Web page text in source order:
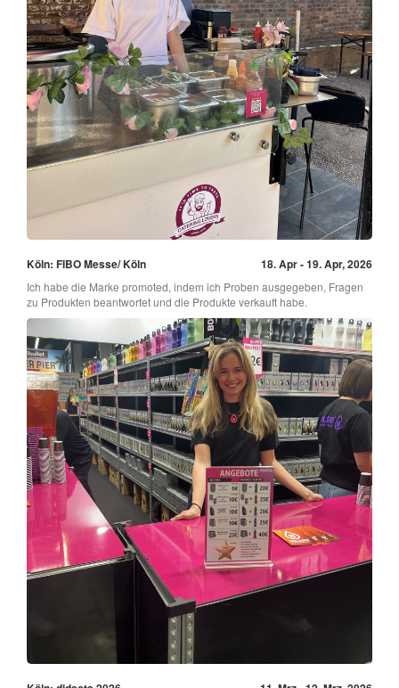
Köln: FIBO Messe/ Köln 18. Apr - 19. Apr, 2026
Ich habe die Marke promoted, indem ich Proben ausgegeben, Fragen
zu Produkten beantwortet und die Produkte verkauft habe.